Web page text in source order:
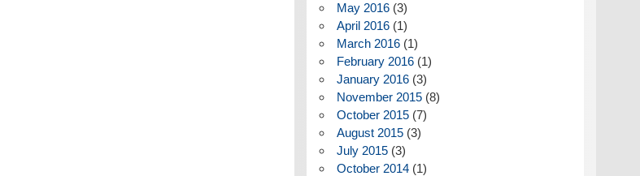
May 2016(3)
April 2016(1)
March 2016(1)
February 2016(1)
January 2016(3)
November 2015(8)
October 2015(7)
August 2015(3)
July 2015(3)
October 2014(1)